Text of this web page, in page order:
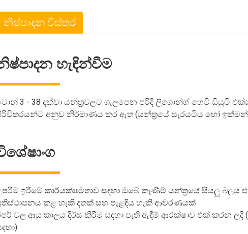
නිෂ්පාදන විස්තර
හැඳින්වීම
3 - 38 දක්වා යන්ත්‍රවලට ගැලපෙන පරිදි ලිගොන්ග් හෙවි ඩියුටි
අනුව නිර්මාණය කර ඇත (යන්ත්‍රයේ සැරයටිය හෝ ඉක්මන්
ඉරීමේ කාර්යක්ෂමතාව සඳහා ඔබේ කැණීම් යන්ත්‍රයේ සියලු
කළ හැකි දතක් සහ පැළඳිය හැකි ආවරණයක්
වල ආයු කාලය දීර්ඝ කිරීම සඳහා පැති ඇඳීම් ආරක්ෂාව එක් කරන ලදී